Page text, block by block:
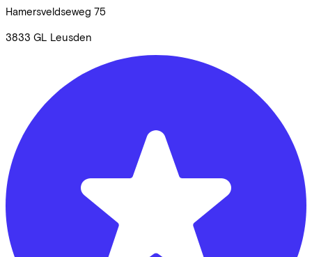
Hamersveldseweg 75
3833 GL Leusden